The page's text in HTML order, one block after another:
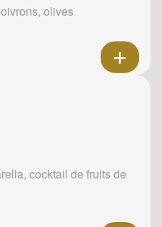
olives
cocktail de fruits de